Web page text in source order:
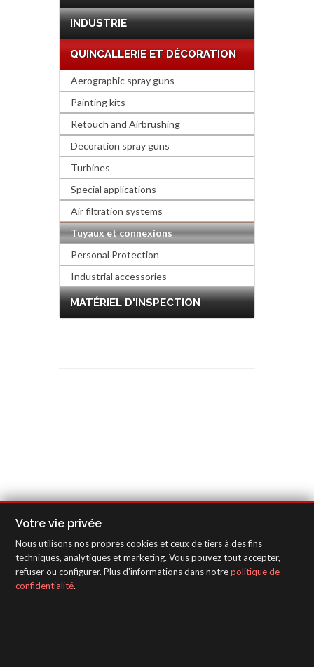
INDUSTRIE
QUINCALLERIE ET DÉCORATION
Aerographic spray guns
Painting kits
Retouch and Airbrushing
Decoration spray guns
Turbines
Special applications
Air filtration systems
Tuyaux et connexions
Personal Protection
Industrial accessories
MATÉRIEL D'INSPECTION
Votre vie privée
Nous utilisons nos propres cookies et ceux de tiers à des fins
techniques, analytiques et marketing. Vous pouvez tout accepter,
refuser ou configurer. Plus d'informations dans notrepolitique de
confidentialité.